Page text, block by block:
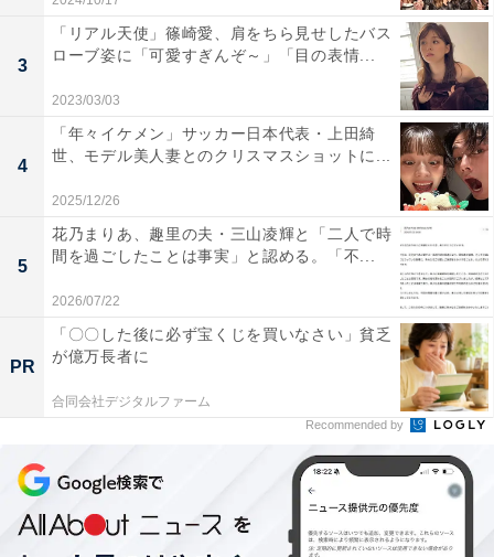
3
「リアル天使」篠崎愛、肩をちら見せしたバス
ローブ姿に「可愛すぎんぞ～」「目の表情...
2023/03/03
4
「年々イケメン」サッカー日本代表・上田綺
世、モデル美人妻とのクリスマスショットに...
2025/12/26
5
花乃まりあ、趣里の夫・三山凌輝と「二人で時
間を過ごしたことは事実」と認める。「不...
2026/07/22
PR
「〇〇した後に必ず宝くじを買いなさい」貧乏
が億万長者に
合同会社デジタルファーム
Recommended by